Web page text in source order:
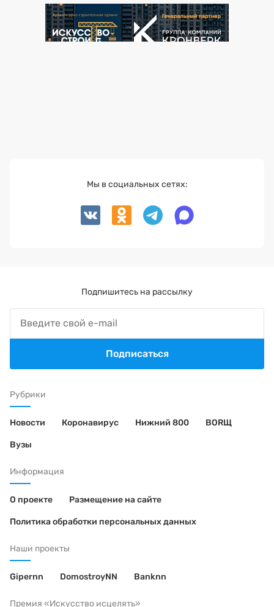
Рубрики
Новости Коронавирус Нижний 800 BORЩ
Вузы
Информация
О проекте Размещение на сайте
Политика обработки персональных данных
Наши проекты
Gipernn DomostroyNN Banknn
Премия «Искусство исцелять»
Мы в социальных сетях:
Подпишитесь на рассылку
Подписаться